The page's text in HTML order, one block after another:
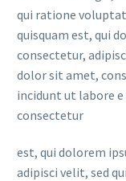
qui ratione
quisquam est, qui
consectetur,
dolor sit amet,
incidunt ut labore
consectetur
est, qui dolorem
adipisci velit, sed